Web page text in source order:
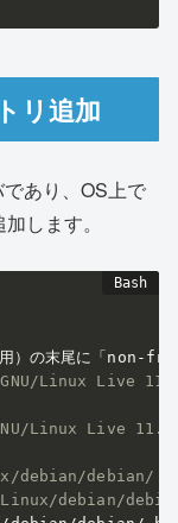
リ追加
あり、OS上で
します。
Linux Live
Linux Live
debian/
debian/